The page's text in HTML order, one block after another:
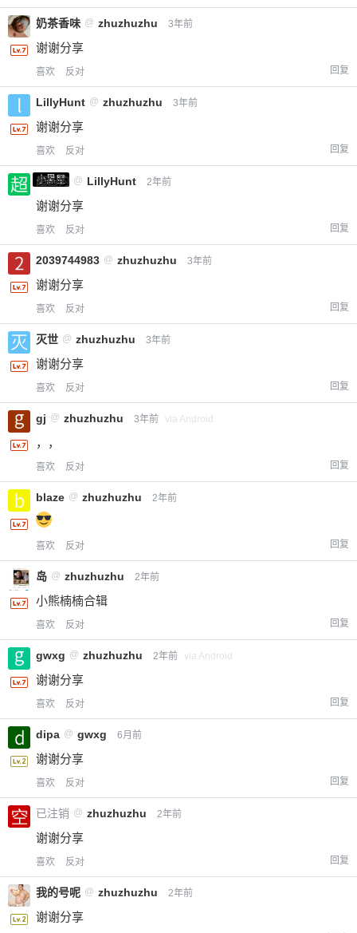
2 元 5 元 10 元
付费内容
¥
奶茶香味 @ zhuzhuzhu 3年前
谢谢分享
喜欢 反对 回复
LillyHunt @ zhuzhuzhu 3年前
谢谢分享
喜欢 反对 回复
小黑屋
超凶的 @ LillyHunt 2年前
谢谢分享
喜欢 反对 回复
2039744983 @ zhuzhuzhu 3年前
谢谢分享
喜欢 反对 回复
灭世 @ zhuzhuzhu 3年前
谢谢分享
喜欢 反对 回复
gj @ zhuzhuzhu 3年前 via Android
，，
喜欢 反对 回复
blaze @ zhuzhuzhu 2年前
喜欢 反对 回复
岛 @ zhuzhuzhu 2年前
小熊楠楠合辑
喜欢 反对 回复
gwxg @ zhuzhuzhu 2年前 via Android
谢谢分享
喜欢 反对 回复
dipa @ gwxg 6月前
谢谢分享
喜欢 反对 回复
已注销 @ zhuzhuzhu 2年前
谢谢分享
喜欢 反对 回复
我的号呢 @ zhuzhuzhu 2年前
谢谢分享
您没有权限发布内容，请购买会员或者提升权